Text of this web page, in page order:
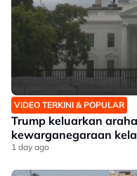
VIDEO TERKINI & POPULAR
Trump keluarkan
kewarganegaraan
1 day ago